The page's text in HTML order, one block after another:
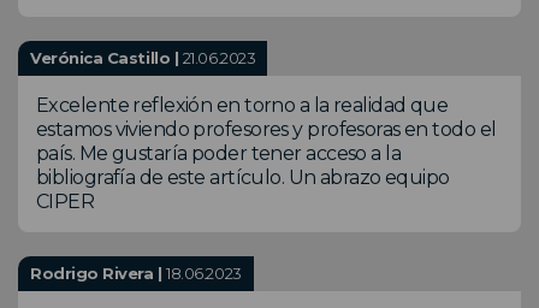
Verónica Castillo | 21.06.2023
Excelente reflexión en torno a la realidad que
estamos viviendo profesores y profesoras en todo el
país. Me gustaría poder tener acceso a la
bibliografía de este artículo. Un abrazo equipo
CIPER
Rodrigo Rivera |18.06.2023